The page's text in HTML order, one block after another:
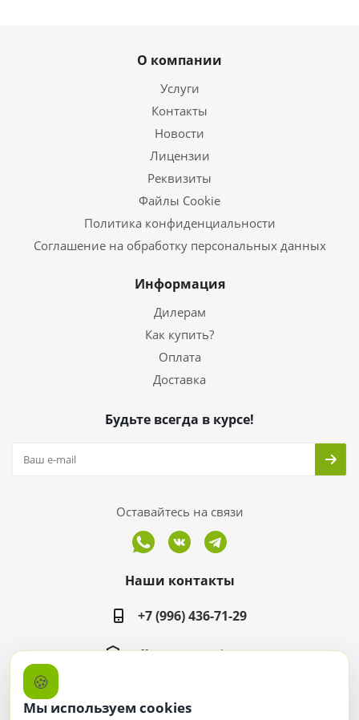
О компании
Услуги
Контакты
Новости
Лицензии
Реквизиты
Файлы Cookie
Политика конфиденциальности
Соглашение на обработку персональных данных
Информация
Дилерам
Как купить?
Оплата
Доставка
Будьте всегда в курсе!
Оставайтесь на связи
Наши контакты
+7 (996) 436-71-29
office@ergomarket.ru
🍪
Мы используем cookies